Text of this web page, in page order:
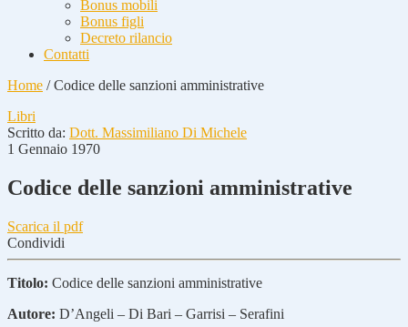
Bonus mobili
Bonus figli
Decreto rilancio
Contatti
Home /Codice delle sanzioni amministrative
Libri
Scritto da: Dott. Massimiliano Di Michele
1 Gennaio 1970
Codice delle sanzioni amministrative
Scarica il pdf
Condividi
Titolo: Codice delle sanzioni amministrative
Autore: D’Angeli – Di Bari – Garrisi – Serafini